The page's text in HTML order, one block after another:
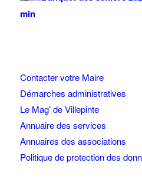
min
Contacter votre Maire
Démarches administratives
Le Mag’ de Villepinte
Annuaire des services
Annuaires des associations
Politique de protection des